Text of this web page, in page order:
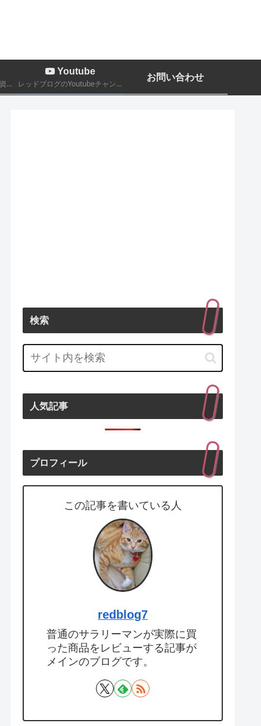
株、FX、暗号通貨などの投資関係についての記事
Youtube
レッドブログのYoutubeチャンネルです
お問い合わせ
検索
人気記事
プロフィール
この記事を書いている人
redblog7
普通のサラリーマンが実際に買
った商品をレビューする記事が
メインのブログです。